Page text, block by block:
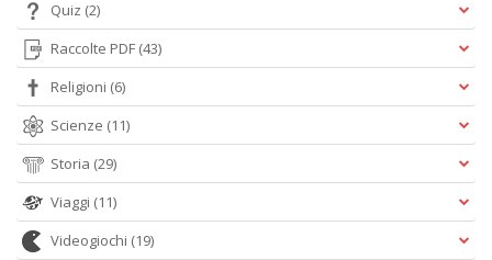
Quiz (2)
Raccolte PDF (43)
Religioni (6)
Scienze (11)
Storia (29)
Viaggi (11)
Videogiochi (19)